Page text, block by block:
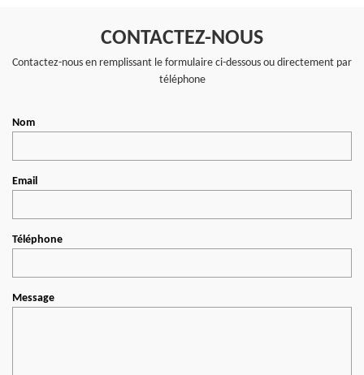
CONTACTEZ-NOUS
Contactez-nous en remplissant le formulaire ci-dessous ou directement par
téléphone
Nom
Email
Téléphone
Message